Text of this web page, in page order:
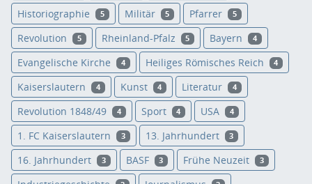
Historiographie 5 Militär 5 Pfarrer 5
Revolution 5 Rheinland-Pfalz 5 Bayern 4
Evangelische Kirche 4 Heiliges Römisches Reich 4
Kaiserslautern 4 Kunst 4 Literatur 4
Revolution 1848/49 4 Sport 4 USA 4
1. FC Kaiserslautern 3 13. Jahrhundert 3
16. Jahrhundert 3 BASF 3 Frühe Neuzeit 3